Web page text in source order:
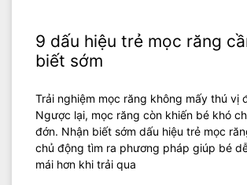
9 dấu hiệu trẻ mọc răng
biết sớm
Trải nghiệm mọc răng không mấy thú vị
Ngược lại, mọc răng còn khiến bé khó
đớn. Nhận biết sớm dấu hiệu trẻ mọc
chủ động tìm ra phương pháp giúp bé
mái hơn khi trải qua